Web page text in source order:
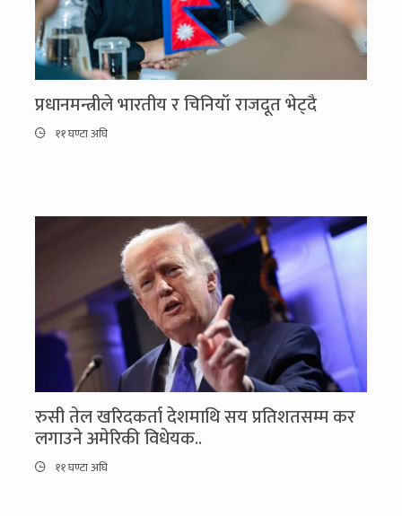
प्रधानमन्त्रीले भारतीय र चिनियाँ राजदूत भेट्दै
११ घण्टा अघि
रुसी तेल खरिदकर्ता देशमाथि सय प्रतिशतसम्म कर
लगाउने अमेरिकी विधेयक..
११ घण्टा अघि